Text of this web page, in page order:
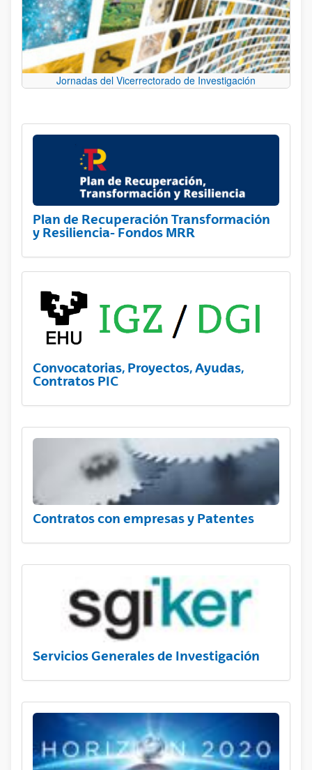
Jornadas del Vicerrectorado de Investigación
Plan de Recuperación Transformación
y Resiliencia- Fondos MRR
Convocatorias, Proyectos, Ayudas,
Contratos PIC
Contratos con empresas y Patentes
Servicios Generales de Investigación